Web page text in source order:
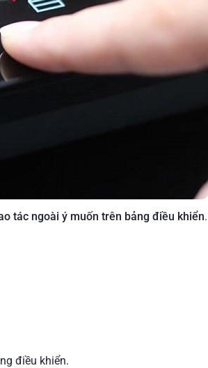
tác ngoài ý muốn trên bảng điều khiển.
điều khiển.